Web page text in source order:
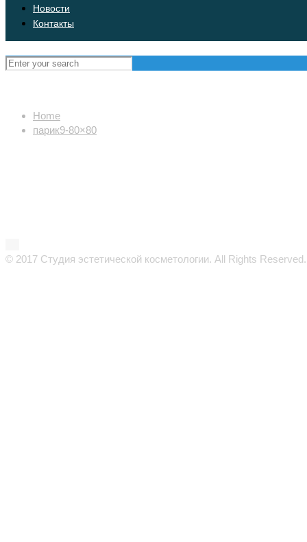
Новости
Контакты
Home
парик9-80×80
© 2017 Студия эстетической косметологии. All Rights Reserved.